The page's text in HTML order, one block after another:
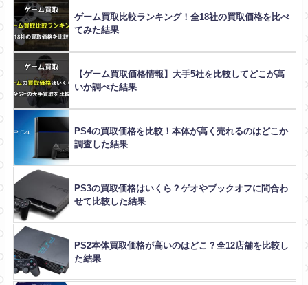
ゲーム買取比較ランキング！全18社の買取価格を比べ
てみた結果
【ゲーム買取価格情報】大手5社を比較してどこが高
いか調べた結果
PS4の買取価格を比較！本体が高く売れるのはどこか
調査した結果
PS3の買取価格はいくら？ゲオやブックオフに問合わ
せて比較した結果
PS2本体買取価格が高いのはどこ？全12店舗を比較し
た結果